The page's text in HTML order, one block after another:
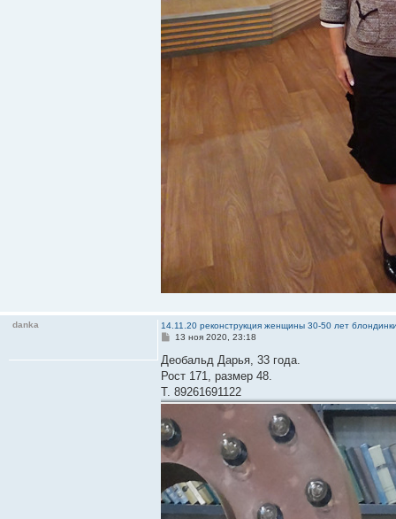
danka
14.11.20 реконструкция женщины 30-50 лет
С
о
щ
е
н
е
13 ноя 2020, 23:18
Деобальд Дарья, 33 года.
Рост 171, размер 48.
Т. 89261691122